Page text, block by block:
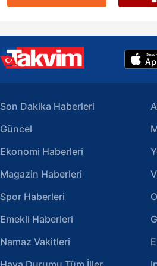
Son Dakika Haberleri
Güncel
Ekonomi Haberleri
Magazin Haberleri
Spor Haberleri
Emekli Haberleri
Namaz Vakitleri